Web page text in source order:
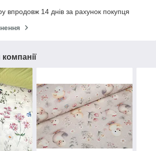
впродовж 14 днів за рахунок покупця